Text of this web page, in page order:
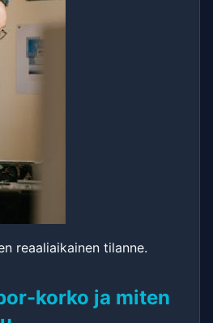
reaaliaikainen tilanne.
korko ja miten